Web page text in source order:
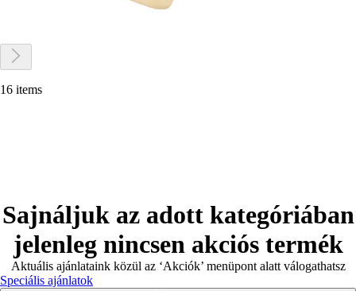
16 items
Sajnáljuk az adott kategóriában
jelenleg nincsen akciós termék
Aktuális ajánlataink közül az ‘Akciók’ menüpont alatt válogathatsz
Speciális ajánlatok